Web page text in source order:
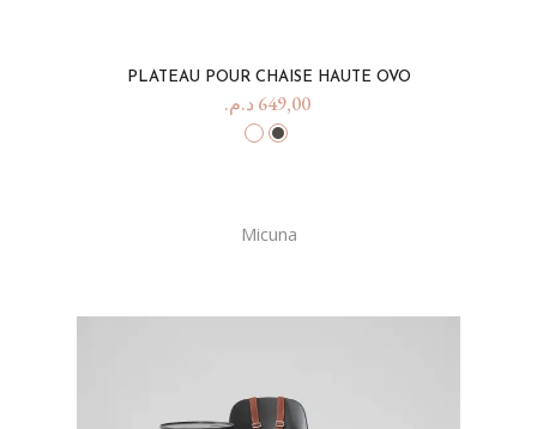
PLATEAU POUR CHAISE HAUTE OVO
649,00 د.م.
Micuna